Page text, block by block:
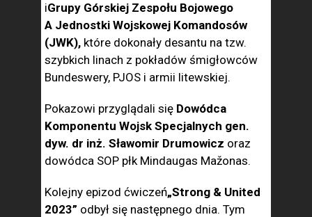
iGrupy Górskiej Zespołu Bojowego
A Jednostki Wojskowej Komandosów
(JWK), które dokonały desantu na tzw.
szybkich linach z pokładów śmigłowców
Bundeswery, PJOS i armii litewskiej.
Pokazowi przyglądali się Dowódca
Komponentu Wojsk Specjalnych gen.
dyw. dr inż. Sławomir Drumowicz oraz
dowódca SOP płk Mindaugas Mažonas.
Kolejny epizod ćwiczeń„Strong & United
2023” odbył się następnego dnia. Tym